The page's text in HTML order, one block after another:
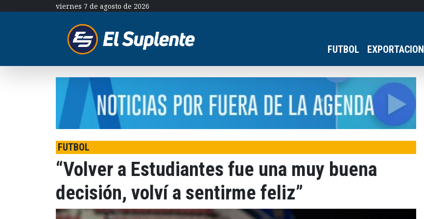
viernes 7 de agosto de 2026
FUTBOL EXPORTACION
FUTBOL
“Volver a Estudiantes fue una muy buena
decisión, volví a sentirme feliz”